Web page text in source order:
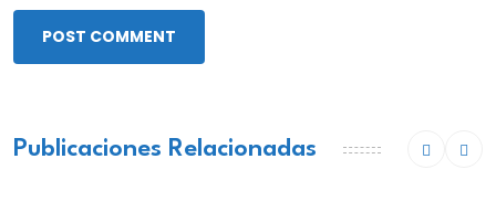
POST COMMENT
Publicaciones Relacionadas